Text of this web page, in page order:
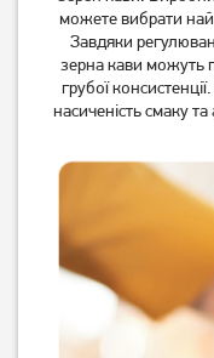
Немає в наявності
Кавоварка крапельна
можете вибрати
Завдяки
зерна кави можуть
грубої
насиченість смаку